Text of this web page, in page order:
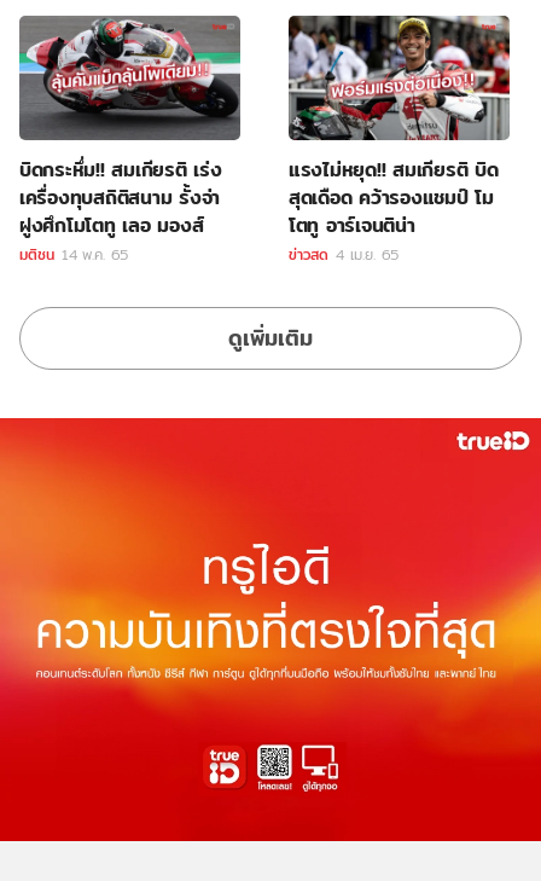
บิดกระหึ่ม!! สมเกียรติ เร่ง
เครื่องทุบสถิติสนาม รั้งจ่า
ฝูงศึกโมโตทู เลอ มองส์
มติชน 14 พ.ค. 65
แรงไม่หยุด!! สมเกียรติ บิด
สุดเดือด คว้ารองแชมป์ โม
โตทู อาร์เจนติน่า
ข่าวสด 4 เม.ย. 65
ดูเพิ่มเติม